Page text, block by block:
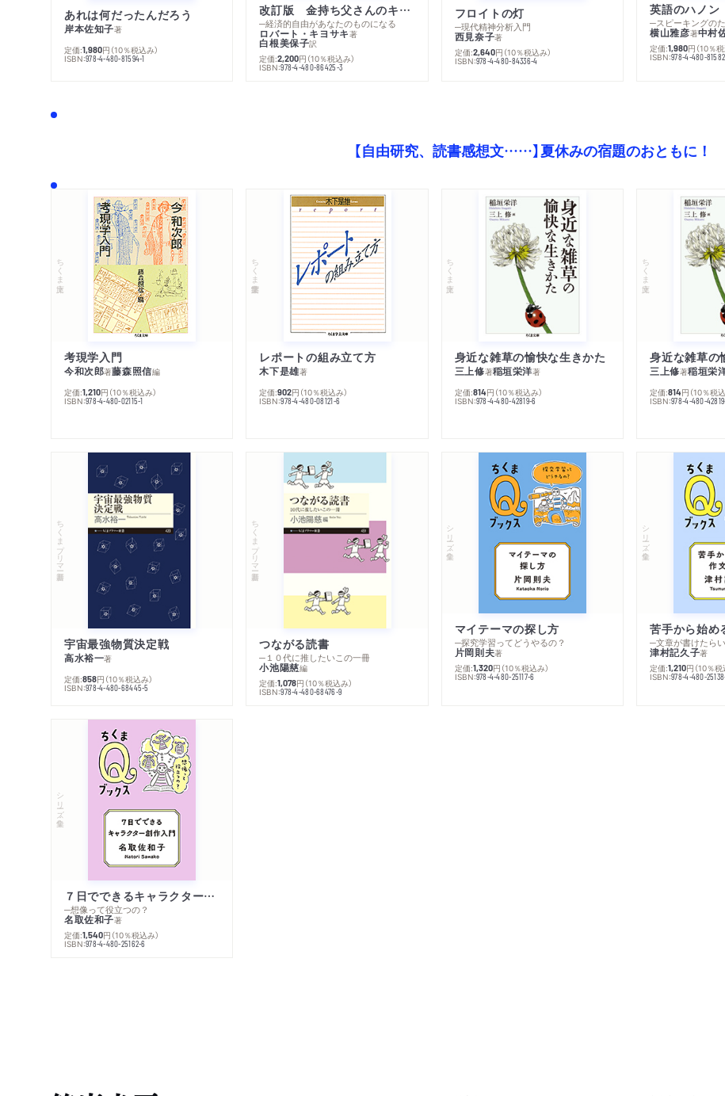
あれは何だったんだろう
岸本佐知子著
定価:1,980円 （10％税込み）
ISBN:978-4-480-81594-1
改訂版 金持ち父さんのキャッシュフロー・クワドラント
─経済的自由があなたのものになる
ロバート・キヨサキ著
白根美保子訳
定価:2,200円 （10％税込み）
ISBN:978-4-480-86425-3
フロイトの灯
─現代精神分析入門
西見奈子著
定価:2,640円 （10％税込み）
ISBN:978-4-480-84336-4
英語のハノ
横山雅彦著中村
定価:1,980円 （10％
ISBN:978-4-480-
【自由研究、読書感想文……】夏休みの宿題のおともに！
ちくま文庫
考現学入門
今和次郎著藤森照信編
定価:1,210円 （10％税込み）
ISBN:978-4-480-02115-1
ちくま学芸文庫
レポートの組み立て方
木下是雄著
定価:902円 （10％税込み）
ISBN:978-4-480-08121-6
ちくま文庫
身近な雑草の愉快な生きかた
三上修著稲垣栄洋著
定価:814円 （10％税込み）
ISBN:978-4-480-42819-6
ちくま文庫
身近な雑草の
三上修著稲垣栄
定価:814円 （10％税
ISBN:978-4-480-
ちくまプリマー新書
宇宙最強物質決定戦
高水裕一著
定価:858円 （10％税込み）
ISBN:978-4-480-68445-5
ちくまプリマー新書
つながる読書
─１０代に推したいこの一冊
小池陽慈編
定価:1,078円 （10％税込み）
ISBN:978-4-480-68476-9
シリーズ・全集
マイテーマの探し方
─探究学習ってどうやるの？
片岡則夫著
定価:1,320円 （10％税込み）
ISBN:978-4-480-25117-6
シリーズ・全集
苦手から始め
─文章が書けたら
津村記久子著
定価:1,210円 （10％税
ISBN:978-4-480-
シリーズ・全集
７日でできるキャラクター創作入門
─想像って役立つの？
名取佐和子著
定価:1,540円 （10％税込み）
ISBN:978-4-480-25162-6